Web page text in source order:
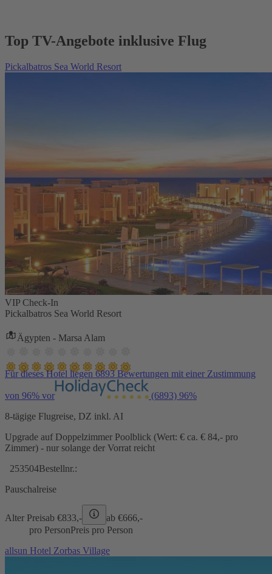
Top TV-Angebote inklusive Flug
Pickalbatros Sea World Resort
VIP Check-In
Pickalbatros Sea World Resort
Ägypten - Marsa Alam
Für dieses Hotel liegen 6893 Bewertungen mit einer Zustimmung
von 96% vor (6893) 96%
8-tägige Flugreise, DZ inkl. AI
Upgrade auf Doppelzimmer Poolblick (Wert: € ca. € 84,- pro
Zimmer) - nur solange der Vorrat reicht
253504Bestellnr.:
Pauschalreise
Alter Preisab €833,- ab €666,-
pro PersonPreis pro Person
allsun Hotel Zorbas Village